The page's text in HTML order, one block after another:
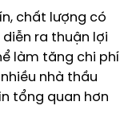
chất lượng có
ra thuận lợi
làm tăng chi phí
nhà thầu
tổng quan hơn